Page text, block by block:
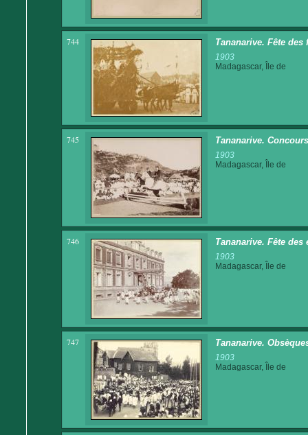
744 Tananarive. Fête des
1903
Madagascar, Île de
745 Tananarive.
1903
Madagascar, Île de
746 Tananarive. Fête des
1903
Madagascar, Île de
747 Tananarive.
1903
Madagascar, Île de